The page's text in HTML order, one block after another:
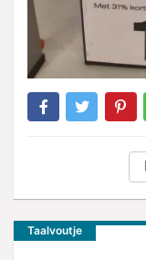
Taalvoutje